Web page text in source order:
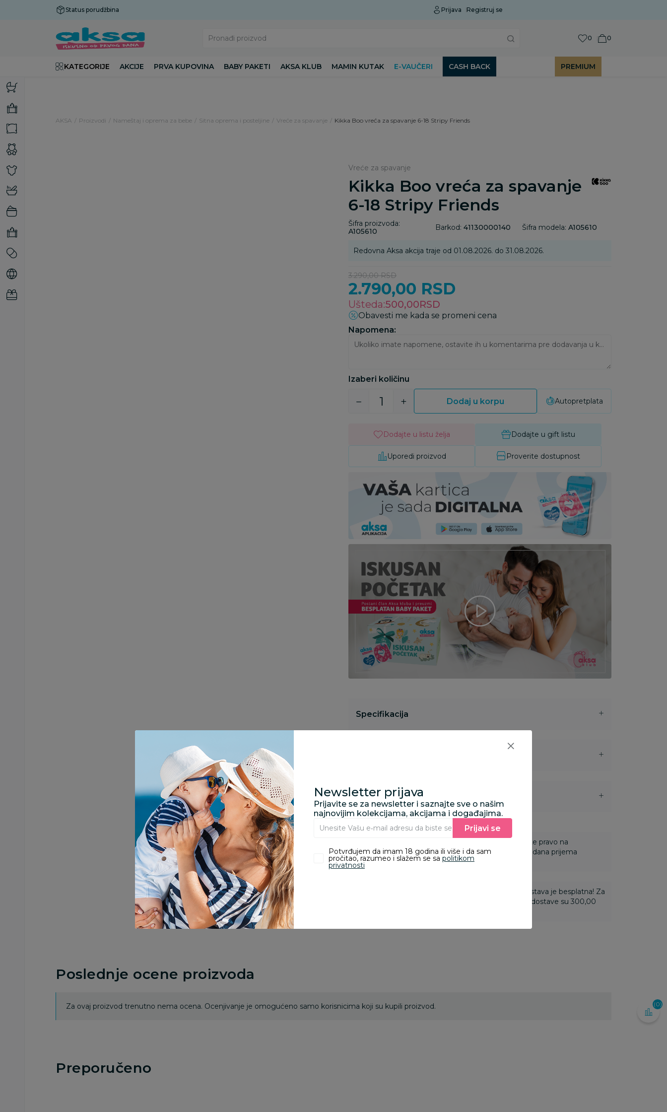
Status porudžbina Uobičajeni rok isporuke je 2 do 7 radnih dana!
Prijava Registruj se
Pronađi proizvod 0 0
KATEGORIJE AKCIJE PRVA KUPOVINA BABY PAKETI AKSA KLUB MAMIN KUTAK E-VAUČERI CASH BACK PREMIUM
AKSA Proizvodi Nameštaj i oprema za bebe Sitna oprema i posteljine Vreće za spavanje Kikka Boo vreća za spavanje 6-18 Stripy Friends
Vreće za spavanje
Kikka Boo vreća za spavanje
6-18 Stripy Friends
Šifra proizvoda:
A105610
Barkod: 41130000140 Šifra modela: A105610
Redovna Aksa akcija traje od 01.08.2026. do 31.08.2026.
3.290,00 RSD
2.790,00 RSD
Ušteda:500,00RSD
Obavesti me kada se promeni cena
Napomena:
Ukoliko imate napomene, ostavite ih u komentarima pre dodavanja u korpu:
Izaberi količinu
Dodaj u korpu Autopretplata
Dodajte u listu želja Dodajte u gift listu
Uporedi proizvod Proverite dostupnost
Specifikacija
Pronađite u prodavnici
Kupovina bez rizika: Za online porudžbine imate pravo na
odustajanje od kupovine u roku od 14 dana od dana prijema
proizvoda.
Za porudžbine vrednosti 3.500,00 rsd i više dostava je besplatna! Za
porudžbine vrednosti do 3.499,99 rsd troškovi dostave su 300,00
(0)
Poslednje ocene proizvoda
Za ovaj proizvod trenutno nema ocena. Ocenjivanje je omogućeno samo korisnicima koji su kupili proizvod.
Preporučeno
Newsletter prijava
Prijavite se za newsletter i saznajte sve o našim
najnovijim kolekcijama, akcijama i događajima.
Unesite Vašu e‑mail adresu da biste se prijavili na newsletter.
Prijavi se
Potvrđujem da imam 18 godina ili više i da sam
pročitao, razumeo i slažem se sa politikom
privatnosti